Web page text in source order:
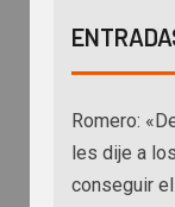
Romero:
les dije a
conseguir